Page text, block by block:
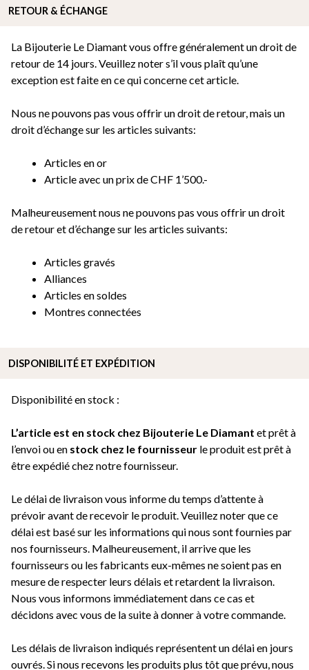
La Bijouterie Le Diamant vous offre généralement un droit de
retour de 14 jours. Veuillez noter s’il vous plaît qu’une
exception est faite en ce qui concerne cet article.
Nous ne pouvons pas vous offrir un droit de retour, mais un
droit d’échange sur les articles suivants:
Articles en or
Article avec un prix de CHF 1’500.-
Malheureusement nous ne pouvons pas vous offrir un droit
de retour et d’échange sur les articles suivants:
Articles gravés
Alliances
Articles en soldes
Montres connectées
Disponibilité en stock :
L’article est en stock chez Bijouterie Le Diamant et prêt à
l’envoi ou en stock chez le fournisseur le produit est prêt à
être expédié chez notre fournisseur.
Le délai de livraison vous informe du temps d’attente à
prévoir avant de recevoir le produit. Veuillez noter que ce
délai est basé sur les informations qui nous sont fournies par
nos fournisseurs. Malheureusement, il arrive que les
fournisseurs ou les fabricants eux-mêmes ne soient pas en
mesure de respecter leurs délais et retardent la livraison.
Nous vous informons immédiatement dans ce cas et
décidons avec vous de la suite à donner à votre commande.
Les délais de livraison indiqués représentent un délai en jours
ouvrés. Si nous recevons les produits plus tôt que prévu, nous
RETOUR & ÉCHANGE
DISPONIBILITÉ ET EXPÉDITION